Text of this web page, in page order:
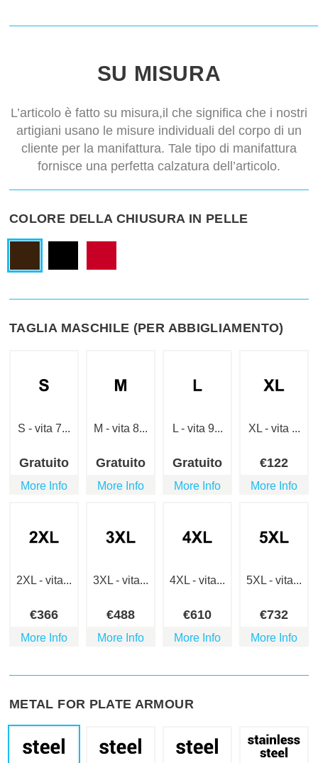
SU MISURA
L’articolo è fatto su misura,il che significa che i nostri
artigiani usano le misure individuali del corpo di un
cliente per la manifattura. Tale tipo di manifattura
fornisce una perfetta calzatura dell’articolo.
COLORE DELLA CHIUSURA IN PELLE
TAGLIA MASCHILE (PER ABBIGLIAMENTO)
S - vita 7...
Gratuito
More Info
M - vita 8...
Gratuito
More Info
L - vita 9...
Gratuito
More Info
XL - vita ...
€122
More Info
2XL - vita...
€366
More Info
3XL - vita...
€488
More Info
4XL - vita...
€610
More Info
5XL - vita...
€732
More Info
METAL FOR PLATE ARMOUR